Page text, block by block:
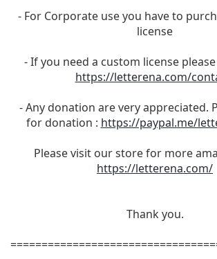
- For Corporate use you have to
license
- If you need a custom license
https://letterena.com/
- Any donation are very appreciated.
for donation : https://paypal.me/
Please visit our store for more
https://letterena.com/
Thank you.